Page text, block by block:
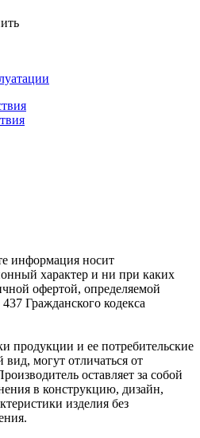
информация носит
характер и ни при каких
офертой, определяемой
Гражданского кодекса
продукции и ее потребительские
могут отличаться от
оставляет за собой
в конструкцию, дизайн,
изделия без